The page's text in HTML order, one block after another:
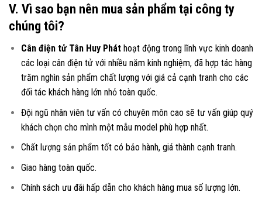
V. Vì sao bạn nên mua sản phẩm tại công ty
chúng tôi?
Cân điện tử Tân Huy Pháthoạt động trong lĩnh vực kinh doanh
các loại cân điện tửvới nhiều năm kinh nghiệm, đã hợp tác hàng
trăm nghìn sản phẩm chất lượng với giá cả cạnh tranh cho các
đối tác khách hàng lớn nhỏ toàn quốc.
Đội ngũ nhân viên tư vấn có chuyên môn cao sẽ tư vấn giúp quý
khách chọn cho mình một mẫu model phù hợp nhất.
Chất lượng sản phẩm tốt có bảo hành, giá thành cạnh tranh.
Giao hàng toàn quốc.
Chính sách ưu đãi hấp dẫn cho khách hàng mua số lượng lớn.